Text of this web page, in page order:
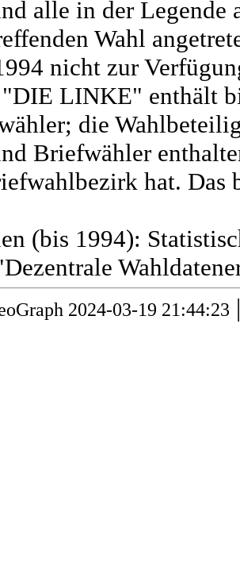
alle in der Legende
Wahl
nicht zur
LINKE" enthält
die
Briefwähler
hat.
(bis 1994):
2024-03-19 21:44:23